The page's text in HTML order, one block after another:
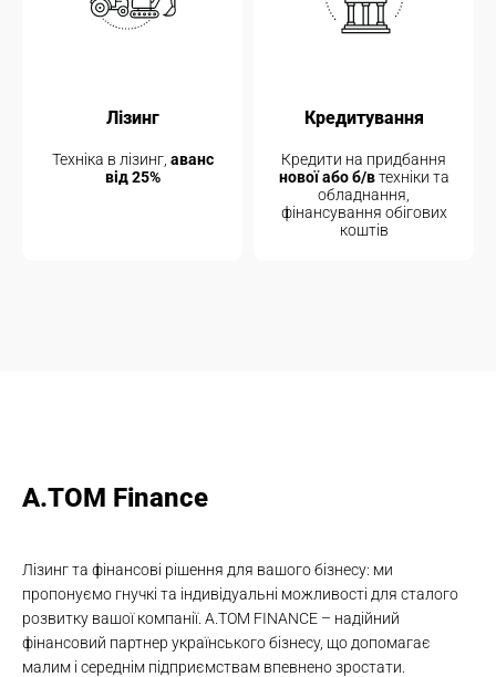
Лізинг
Техніка в лізинг, аванс
від 25%
Кредитування
Кредити на придбання
нової або б/втехніки та
обладнання,
фінансування обігових
коштів
A.TOM Finance
Лізинг та фінансові рішення для вашого бізнесу: ми
пропонуємо гнучкі та індивідуальні можливості для сталого
розвитку вашої компанії. А.ТОМ FINANCE – надійний
фінансовий партнер українського бізнесу, що допомагає
малим і середнім підприємствам впевнено зростати.